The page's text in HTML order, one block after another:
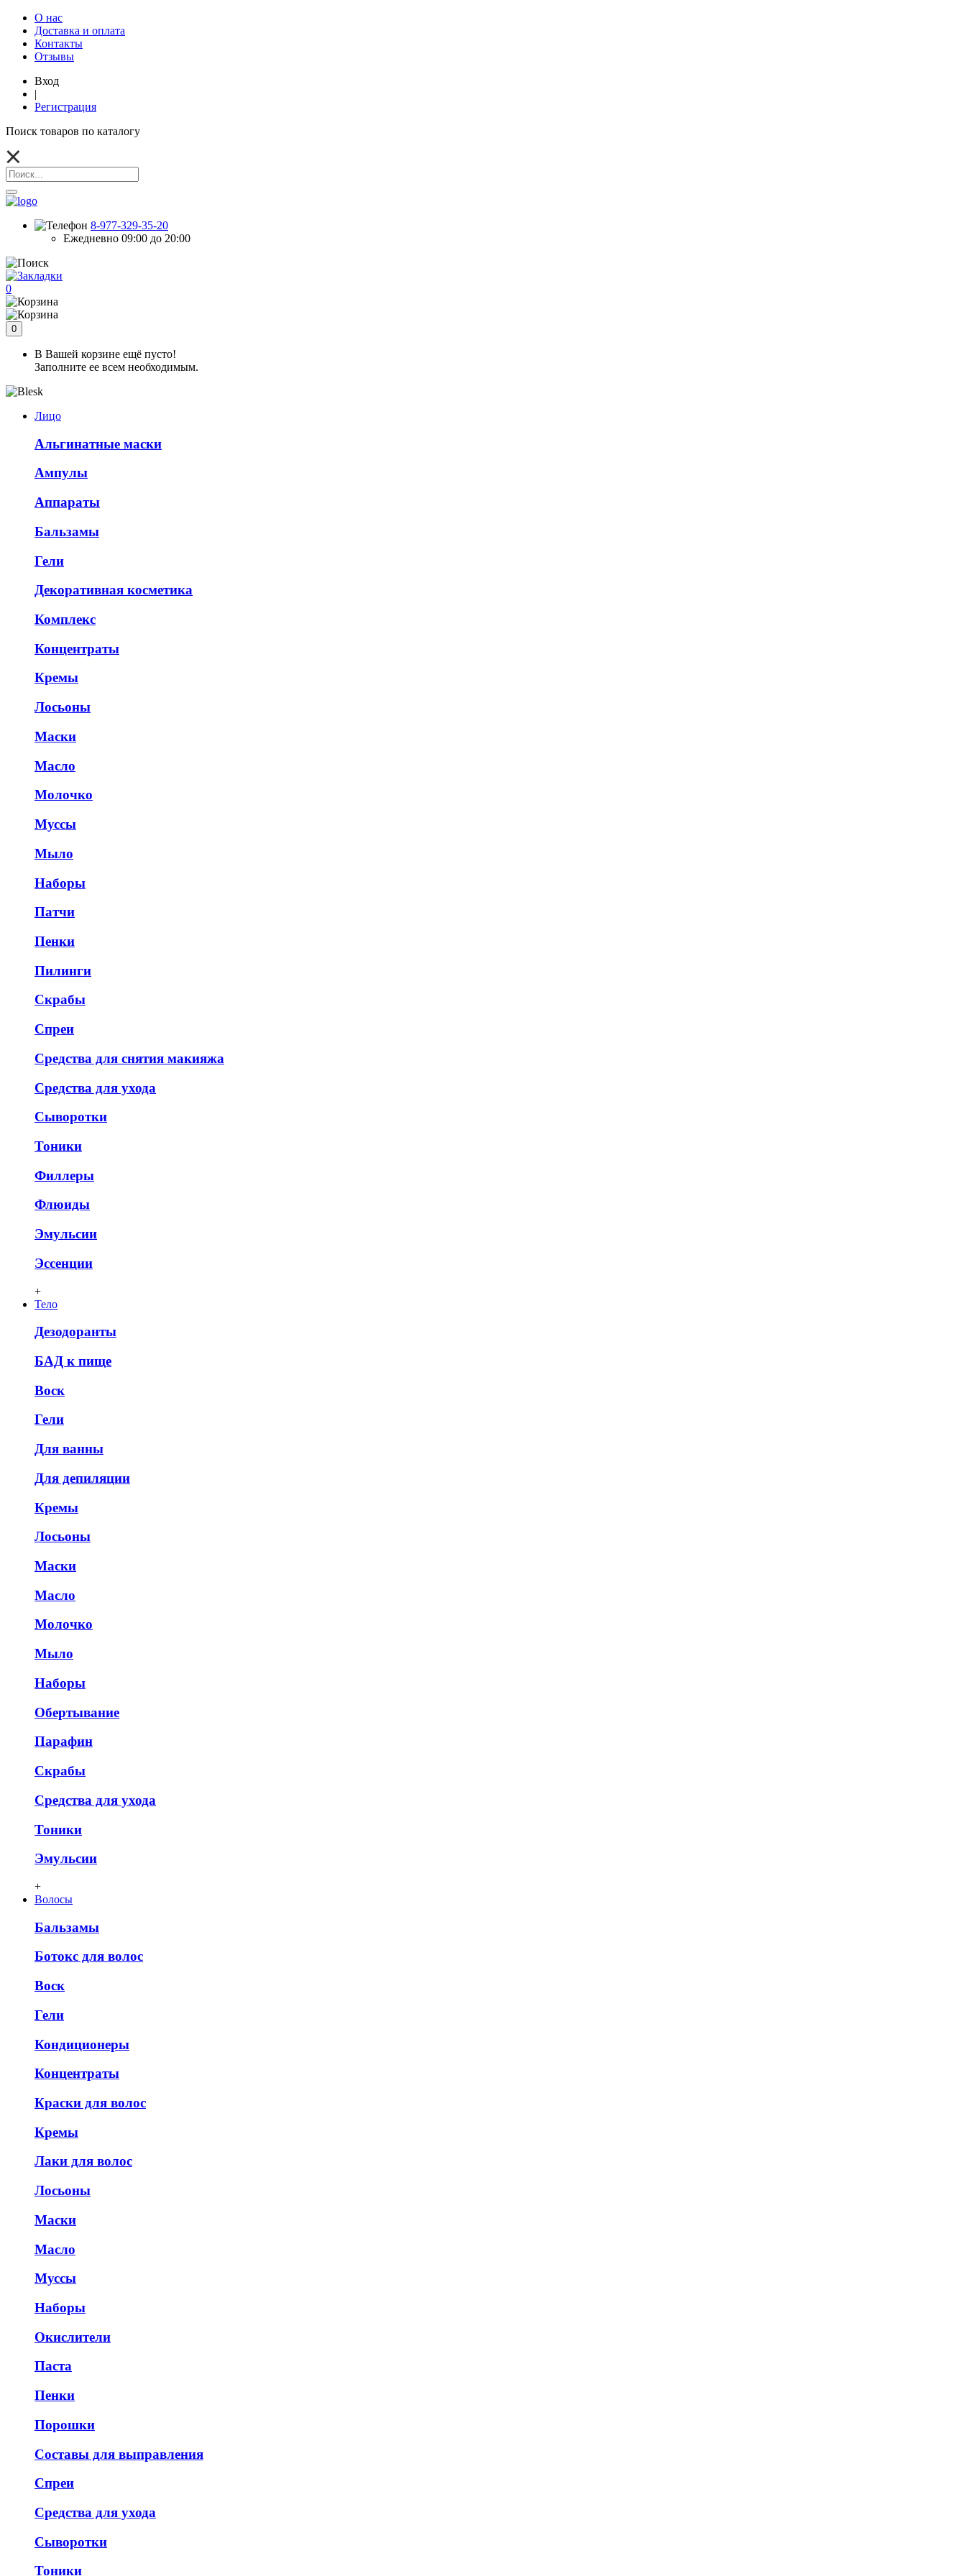
О нас
Доставка и оплата
Контакты
Отзывы
Вход
|
Регистрация
Поиск товаров по каталогу
8-977-329-35-20
Ежедневно 09:00 до 20:00
0
0
В Вашей корзине ещё пусто!
Заполните ее всем необходимым.
Лицо
Альгинатные маски
Ампулы
Аппараты
Бальзамы
Гели
Декоративная косметика
Комплекс
Концентраты
Кремы
Лосьоны
Маски
Масло
Молочко
Муссы
Мыло
Наборы
Патчи
Пенки
Пилинги
Скрабы
Спреи
Средства для снятия макияжа
Средства для ухода
Сыворотки
Тоники
Филлеры
Флюиды
Эмульсии
Эссенции
+
Тело
Дезодоранты
БАД к пище
Воск
Гели
Для ванны
Для депиляции
Кремы
Лосьоны
Маски
Масло
Молочко
Мыло
Наборы
Обертывание
Парафин
Скрабы
Средства для ухода
Тоники
Эмульсии
+
Волосы
Бальзамы
Ботокс для волос
Воск
Гели
Кондиционеры
Концентраты
Краски для волос
Кремы
Лаки для волос
Лосьоны
Маски
Масло
Муссы
Наборы
Окислители
Паста
Пенки
Порошки
Составы для выправления
Спреи
Средства для ухода
Сыворотки
Тоники